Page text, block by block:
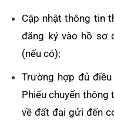
Cập nhật thông tin
đăng ký vào hồ sơ
(nếu có);
Trường hợp đủ
Phiếu chuyển thông
về đất đai gửi đến